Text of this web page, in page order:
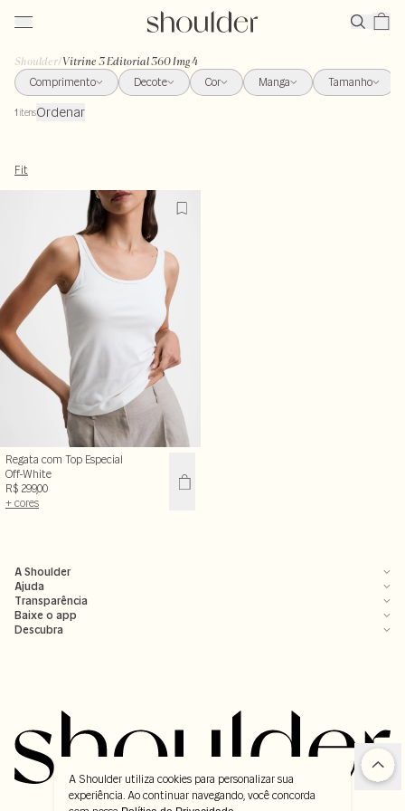
Shoulder/Vitrine 3 Editorial 360 Img 4
Comprimento
Decote Cor Manga Tamanho
1 itensOrdenar
Fit
Regata com Top Especial
Off-White
R$ 299,00
+ cores
A Shoulder utiliza cookies para personalizar sua
experiência. Ao continuar navegando, você concorda
A Shoulder
Ajuda
Transparência
Baixe o app
Descubra